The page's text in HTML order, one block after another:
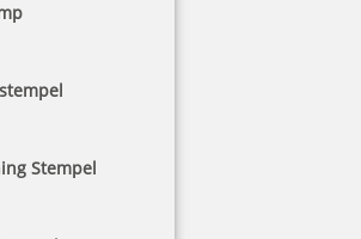
Stempel